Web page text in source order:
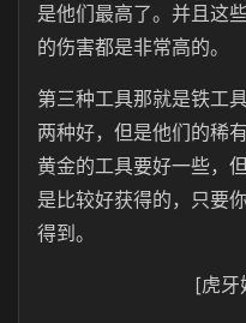
是他们最高了。并且这
的伤害都是非常高的。
第三种工具那就是铁工
两种好，但是他们的稀
黄金的工具要好一些，
是比较好获得的，只要
得到。
[虎牙